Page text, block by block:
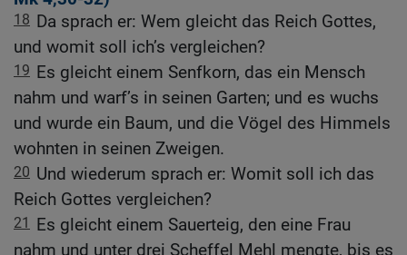
18 Da sprach er: Wem gleicht das Reich Gottes,
und womit soll ich’s vergleichen?
19 Es gleicht einem Senfkorn, das ein Mensch
nahm und warf’s in seinen Garten; und es wuchs
und wurde ein Baum, und die Vögel des Himmels
wohnten in seinen Zweigen.
20 Und wiederum sprach er: Womit soll ich das
Reich Gottes vergleichen?
21 Es gleicht einem Sauerteig, den eine Frau
nahm und unter drei Scheffel Mehl mengte, bis es